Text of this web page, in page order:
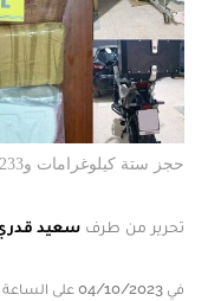
حجز ستة كيلوغرامات و233 غراما من مخدر الكوكايين
تحرير من طرف سعيد